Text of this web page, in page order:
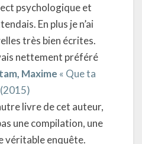
psychologique et
En plus je n’ai
très bien écrites.
nettement préféré
Maxime « Que ta
livre de cet auteur,
une compilation, une
véritable enquête.